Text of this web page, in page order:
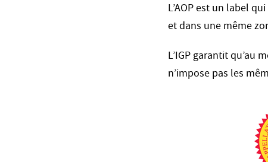
L’AOP est un label
et dans une même
L’IGP garantit qu’au
n’impose pas les